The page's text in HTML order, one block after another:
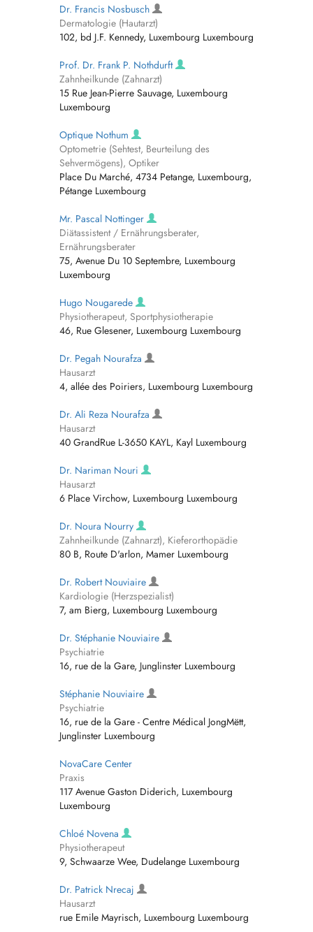
Dr. Francis Nosbusch
Dermatologie (Hautarzt)
102, bd J.F. Kennedy, Luxembourg Luxembourg
Prof. Dr. Frank P. Nothdurft
Zahnheilkunde (Zahnarzt)
15 Rue Jean-Pierre Sauvage, Luxembourg
Luxembourg
Optique Nothum
Optometrie (Sehtest, Beurteilung des
Sehvermögens), Optiker
Place Du Marché, 4734 Petange, Luxembourg,
Pétange Luxembourg
Mr. Pascal Nottinger
Diätassistent / Ernährungsberater,
Ernährungsberater
75, Avenue Du 10 Septembre, Luxembourg
Luxembourg
Hugo Nougarede
Physiotherapeut, Sportphysiotherapie
46, Rue Glesener, Luxembourg Luxembourg
Dr. Pegah Nourafza
Hausarzt
4, allée des Poiriers, Luxembourg Luxembourg
Dr. Ali Reza Nourafza
Hausarzt
40 GrandRue L-3650 KAYL, Kayl Luxembourg
Dr. Nariman Nouri
Hausarzt
6 Place Virchow, Luxembourg Luxembourg
Dr. Noura Nourry
Zahnheilkunde (Zahnarzt), Kieferorthopädie
80 B, Route D'arlon, Mamer Luxembourg
Dr. Robert Nouviaire
Kardiologie (Herzspezialist)
7, am Bierg, Luxembourg Luxembourg
Dr. Stéphanie Nouviaire
Psychiatrie
16, rue de la Gare, Junglinster Luxembourg
Stéphanie Nouviaire
Psychiatrie
16, rue de la Gare - Centre Médical JongMëtt,
Junglinster Luxembourg
NovaCare Center
Praxis
117 Avenue Gaston Diderich, Luxembourg
Luxembourg
Chloé Novena
Physiotherapeut
9, Schwaarze Wee, Dudelange Luxembourg
Dr. Patrick Nrecaj
Hausarzt
rue Emile Mayrisch, Luxembourg Luxembourg